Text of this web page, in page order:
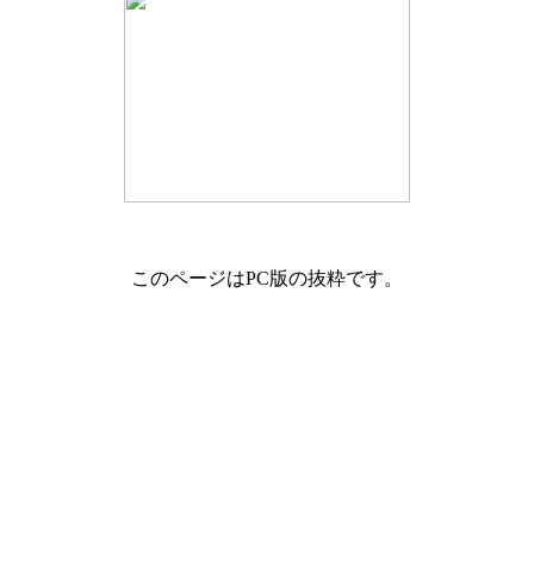
このページはPC版の抜粋です。